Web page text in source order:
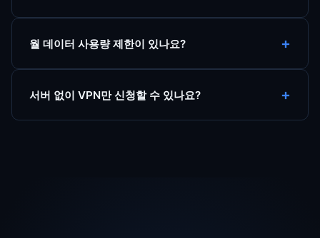
월 데이터 사용량 제한이 있나요?
서버 없이 VPN만 신청할 수 있나요?